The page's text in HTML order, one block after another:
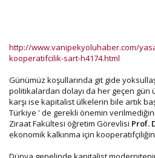
http://www.vanipekyoluhaber.com/
kooperatifcilik-sart-h4174.html
Günümüz koşullarında git gide
politikalardan dolayı da her geçen gün
karşı ise kapitalist ülkelerin bile artık
Türkiye ' de gerekli önemin
Ziraat Fakültesi öğretim Görevlisi Prof.
ekonomik kalkınma için